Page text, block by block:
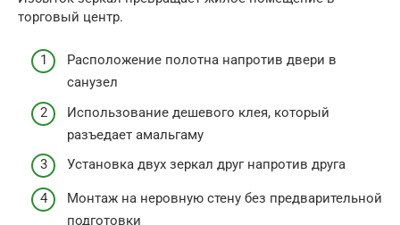
торговый центр.
Расположение полотна напротив двери в
санузел
Использование дешевого клея, который
разъедает амальгаму
Установка двух зеркал друг напротив друга
Монтаж на неровную стену без предварительной
подготовки